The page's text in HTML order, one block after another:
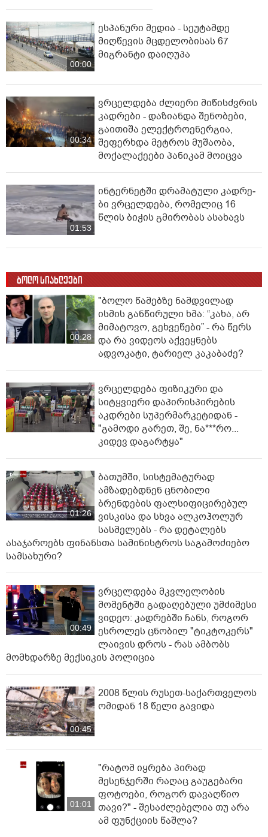
00:00
ესპანური მედია - სეუტამდე
მიღწევის მცდელობისას 67
მიგრანტი დაიღუპა
00:34
ვრცელდება ძლიერი მიწისძვრის
კადრები - დაზიანდა შენობები,
გაითიშა ელექტროენერგია,
შეფერხდა მეტროს მუშაობა,
მოქალაქეები პანიკამ მოიცვა
01:53
ინ­ტერ­ნეტ­ში დრა­მა­ტუ­ლი კად­რე­
ბი ვრცელდება, რომელიც 16
წლის ბიჭის გმირობას ასახავს
ბოლო სიახლეები
00:28
"ბოლო წამებზე ნამდვილად
ისმის განწირული ხმა: “კახა, არ
მიმატოვო, გეხვეწები” - რა წერს
და რა ვიდეოს აქვეყნებს
ადვოკატი, ტარიელ კაკაბაძე?
ვრცელდება ფიზიკური და
სიტყვიერი დაპირისპირების
აკდრები სუპერმარკეტიდან -
"გამოდი გარეთ, შე, ნა***რო...
კიდევ დაგარტყა"
01:26
ბათუმში, სისტემატურად
ამზადებდნენ ცნობილი
ბრენდების ფალსიფიცირებულ
ვისკისა და სხვა ალკოჰოლურ
სასმელებს - რა დეტალებს
ასაჯაროებს ფინანსთა სამინისტროს საგამოძიებო
სამსახური?
00:49
ვრცელდება მკვლელობის
მომენტში გადაღებული უმძიმესი
ვიდეო: კადრებში ჩანს, როგორ
ესროლეს ცნობილ "ტიკტოკერს"
ლაივის დროს - რას ამბობს
მომხდარზე მექსიკის პოლიცია
00:45
2008 წლის რუსეთ-საქართველოს
ომიდან 18 წელი გავიდა
01:01
"რატომ იყრება პირად
მესენჯერში რაღაც გაუგებარი
ფოტოები, როგორ დავაღწიო
თავი?" - შესაძლებელია თუ არა
ამ ფუნქციის წაშლა?